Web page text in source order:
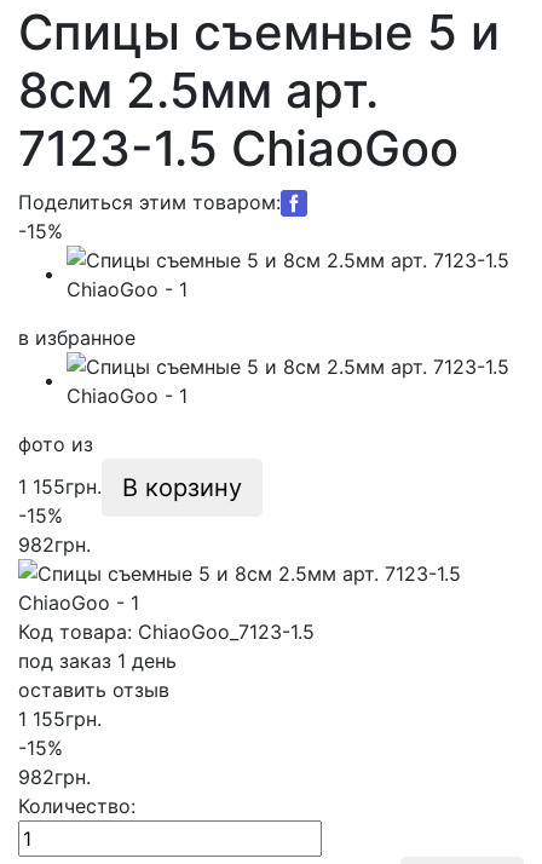
Спицы съемные 5 и
8см 2.5мм арт.
7123-1.5 ChiaoGoo
Поделиться этим товаром:
-15%
в избранное
фото из
1 155грн.
-15%
982грн.
В корзину
Код товара: ChiaoGoo_7123-1.5
под заказ 1 день
оставить отзыв
1 155грн.
-15%
982грн.
Количество: